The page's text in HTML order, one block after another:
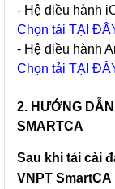
- Hệ điều hành
Chọn tải TẠI
- Hệ điều hành
Chọn tải TẠI
2. HƯỚNG
SMARTCA
Sau khi tải cài
VNPT SmartCA